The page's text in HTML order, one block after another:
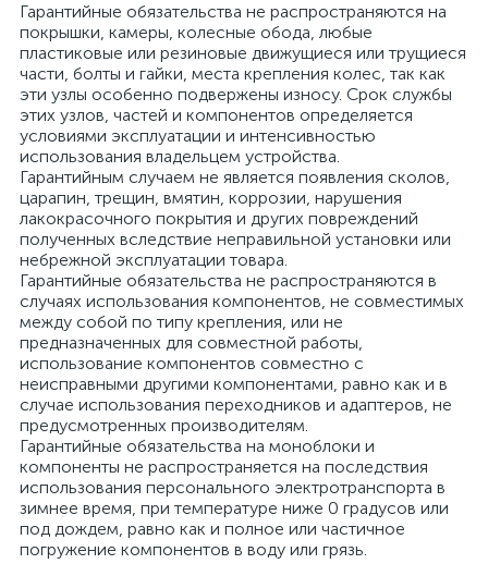
Гарантийные обязательства не распространяются на
покрышки, камеры, колесные обода, любые
пластиковые или резиновые движущиеся или трущиеся
части, болты и гайки, места крепления колес, так как
эти узлы особенно подвержены износу. Срок службы
этих узлов, частей и компонентов определяется
условиями эксплуатации и интенсивностью
использования владельцем устройства.
Гарантийным случаем не является появления сколов,
царапин, трещин, вмятин, коррозии, нарушения
лакокрасочного покрытия и других повреждений
полученных вследствие неправильной установки или
небрежной эксплуатации товара.
Гарантийные обязательства не распространяются в
случаях использования компонентов, не совместимых
между собой по типу крепления, или не
предназначенных для совместной работы,
использование компонентов совместно с
неисправными другими компонентами, равно как и в
случае использования переходников и адаптеров, не
предусмотренных производителям.
Гарантийные обязательства на моноблоки и
компоненты не распространяется на последствия
использования персонального электротранспорта в
зимнее время, при температуре ниже 0 градусов или
под дождем, равно как и полное или частичное
погружение компонентов в воду или грязь.